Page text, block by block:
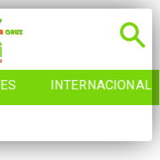
INTERNACIONAL